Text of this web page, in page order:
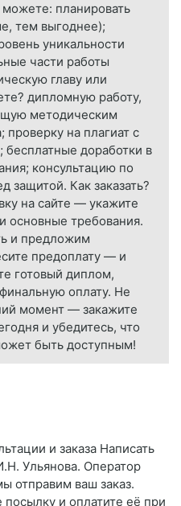
планировать
тем выгоднее);
уникальности
части работы
главу или
дипломную работу,
методическим
проверку на плагиат с
бесплатные доработки в
консультацию по
защитой. Как заказать?
на сайте — укажите
основные требования.
и предложим
предоплату — и
готовый диплом,
оплату. Не
момент — закажите
и убедитесь, что
быть доступным!
и заказа Написать
Ульянова. Оператор
отправим ваш заказ.
и оплатите её при